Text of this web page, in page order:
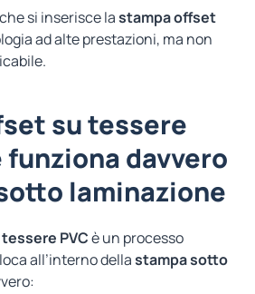
si inserisce lastampa offset
ad alte prestazioni, ma non
su tessere
funziona davvero
laminazione
PVCè un processo
all’interno dellastampa sotto